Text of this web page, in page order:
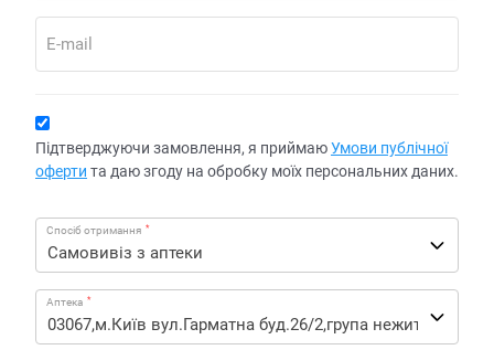
E-mail
Підтверджуючи замовлення, я приймаюУмови публічної
оферти та даю згоду на обробку моїх персональних даних.
Спосіб отримання *
Аптека *